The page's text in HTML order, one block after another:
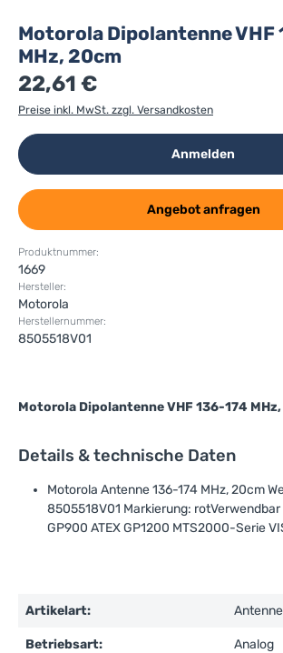
Motorola Dipolantenne VHF
MHz, 20cm
22,61 €
Preise inkl. MwSt. zzgl. Versandkosten
Anmelden
Angebot anfragen
Produktnummer:
1669
Hersteller:
Motorola
Herstellernummer:
8505518V01
Motorola Dipolantenne VHF 136-174
Details & technische Daten
Motorola Antenne 136-174 MHz, 20cm
8505518V01 Markierung:
GP900 ATEX GP1200 MTS2000-Serie
Artikelart:
Betriebsart: Analog